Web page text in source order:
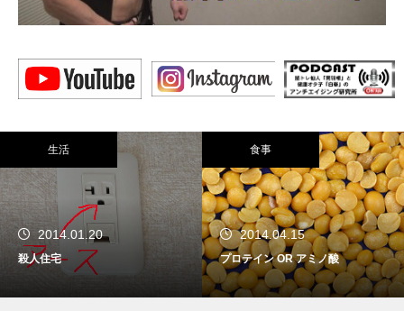
生活
2014.01.20
殺人住宅
食事
2014.04.15
プロテイン OR アミノ酸